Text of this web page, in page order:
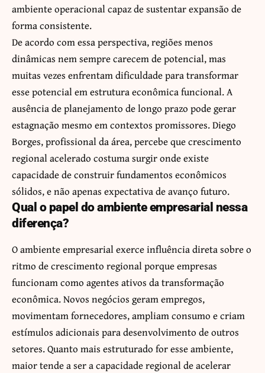
ambiente operacional capaz de sustentar expansão de
forma consistente.
De acordo com essa perspectiva, regiões menos
dinâmicas nem sempre carecem de potencial, mas
muitas vezes enfrentam dificuldade para transformar
esse potencial em estrutura econômica funcional. A
ausência de planejamento de longo prazo pode gerar
estagnação mesmo em contextos promissores. Diego
Borges, profissional da área, percebe que crescimento
regional acelerado costuma surgir onde existe
capacidade de construir fundamentos econômicos
sólidos, e não apenas expectativa de avanço futuro.
Qual o papel do ambiente empresarial nessa
diferença?
O ambiente empresarial exerce influência direta sobre o
ritmo de crescimento regional porque empresas
funcionam como agentes ativos da transformação
econômica. Novos negócios geram empregos,
movimentam fornecedores, ampliam consumo e criam
estímulos adicionais para desenvolvimento de outros
setores. Quanto mais estruturado for esse ambiente,
maior tende a ser a capacidade regional de acelerar